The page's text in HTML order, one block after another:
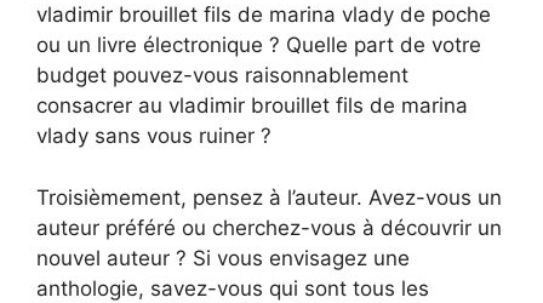
vladimir brouillet fils de marina vlady de poche
ou un livre électronique ? Quelle part de votre
budget pouvez-vous raisonnablement
consacrer au vladimir brouillet fils de marina
vlady sans vous ruiner ?
Troisièmement, pensez à l’auteur. Avez-vous un
auteur préféré ou cherchez-vous à découvrir un
nouvel auteur ? Si vous envisagez une
anthologie, savez-vous qui sont tous les